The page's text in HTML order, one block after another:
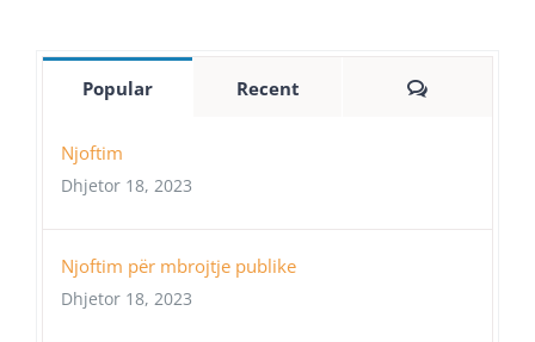
Popular Recent Comments
Njoftim
Dhjetor 18, 2023
Njoftim për mbrojtje publike
Dhjetor 18, 2023